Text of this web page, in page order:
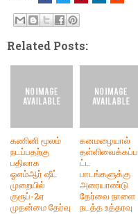
Related Posts:
கணினி மூலம்
நடப்பதற்கு
பதிலாக
ஓஎம்ஆர் ஷீட்
முறையில்
குரூப்-2ஏ
முதன்மை தேர்வு
கனமழையால்
தள்ளிவைக்கப்ப
ட்ட
பாடங்களுக்கு
அரையாண்டு
தேர்வை நாளை
நடத்த உத்தரவு